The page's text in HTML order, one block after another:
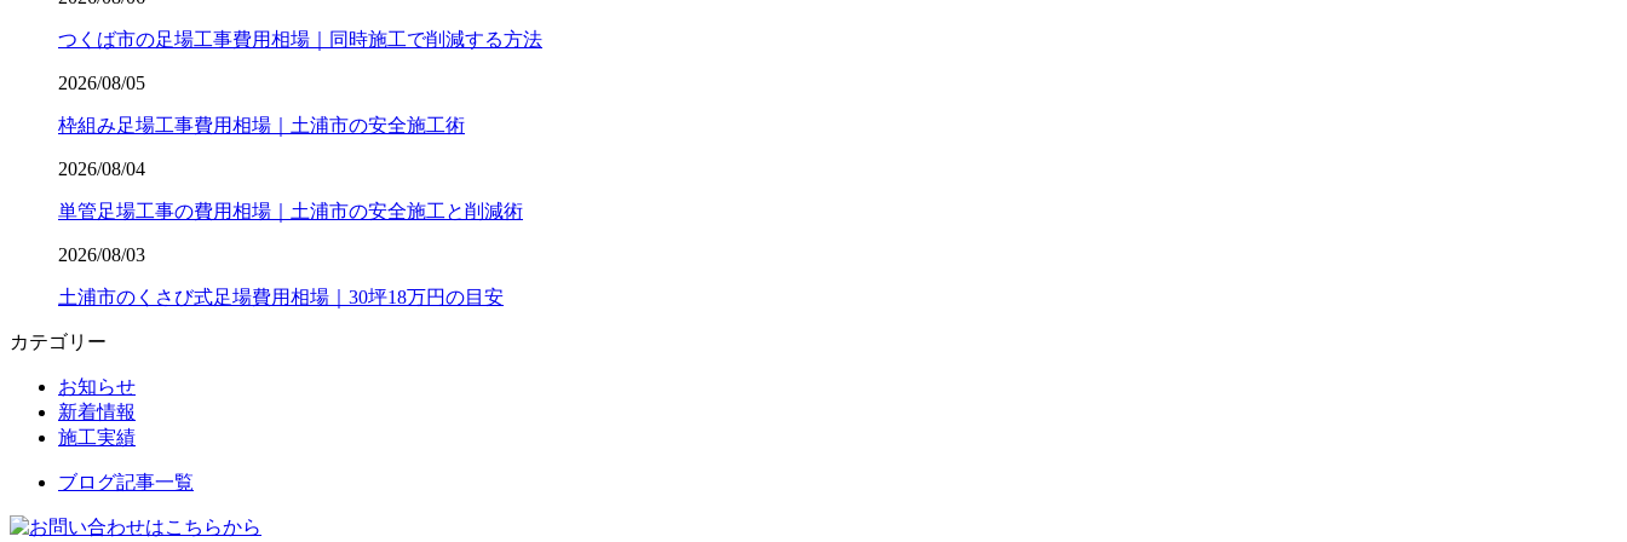
つくば市の足場工事費用相場｜同時施工で削減する方法
2026/08/05
枠組み足場工事費用相場｜土浦市の安全施工術
2026/08/04
単管足場工事の費用相場｜土浦市の安全施工と削減術
2026/08/03
土浦市のくさび式足場費用相場｜30坪18万円の目安
カテゴリー
お知らせ
新着情報
施工実績
ブログ記事一覧